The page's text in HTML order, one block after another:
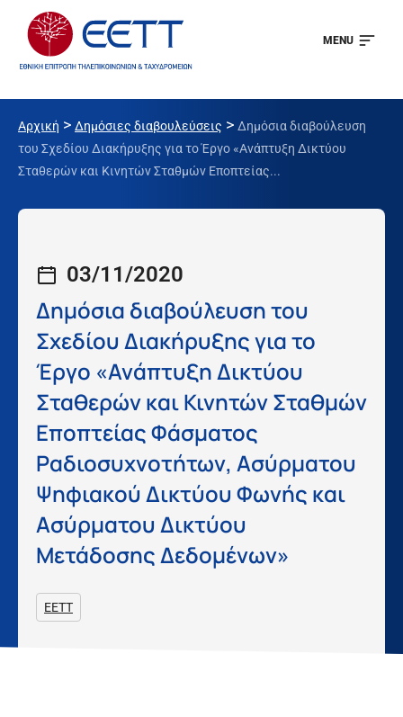
MENU
Αρχική > Δημόσιες διαβουλεύσεις > Δημόσια διαβούλευση
του Σχεδίου Διακήρυξης για το Έργο «Ανάπτυξη Δικτύου
Σταθερών και Κινητών Σταθμών Εποπτείας...
03/11/2020
Δημόσια διαβούλευση του
Σχεδίου Διακήρυξης για το
Έργο «Ανάπτυξη Δικτύου
Σταθερών και Κινητών Σταθμών
Εποπτείας Φάσματος
Ραδιοσυχνοτήτων, Ασύρματου
Ψηφιακού Δικτύου Φωνής και
Ασύρματου Δικτύου
Μετάδοσης Δεδομένων»
ΕΕΤΤ